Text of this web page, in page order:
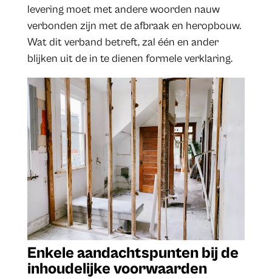
levering moet met andere woorden nauw
verbonden zijn met de afbraak en heropbouw.
Wat dit verband betreft, zal één en ander
blijken uit de in te dienen formele verklaring.
Enkele aandachtspunten bij de
inhoudelijke voorwaarden